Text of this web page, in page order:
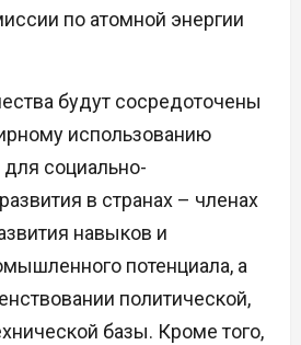
по атомной энергии
будут сосредоточены
использованию
социально-
в странах – членах
навыков и
потенциала, а
политической,
базы. Кроме того,